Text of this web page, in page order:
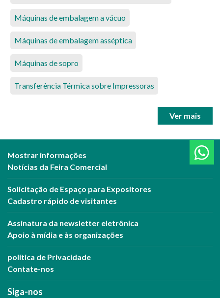
Máquinas de embalagem a vácuo
Máquinas de embalagem asséptica
Máquinas de sopro
Transferência Térmica sobre Impressoras
Ver mais
Mostrar informações
Notícias da Feira Comercial
Solicitação de Espaço para Expositores
Cadastro rápido de visitantes
Assinatura da newsletter eletrônica
Apoio à mídia e às organizações
política de Privacidade
Contate-nos
Siga-nos